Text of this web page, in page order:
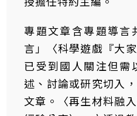
專題文章含專題導言
言」〈科學遊戲『大
已受到國人關注但需
述、討論或研究切入
文章。〈再生材料融